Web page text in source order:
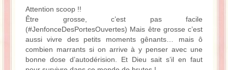
La Baleine se pomponne !
Ma période Weight Watchers
Attention scoop !!
Être grosse, c’est pas facile
(#JenfonceDesPortesOuvertes) Mais être grosse c’est
aussi vivre des petits moments gênants… mais ô
combien marrants si on arrive à y penser avec une
bonne dose d’autodérision. Et Dieu sait s’il en faut